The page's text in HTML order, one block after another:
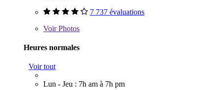
7 737 évaluations
VoirPhotos
Heures normales
Voir tout
Lun - Jeu : 7h am à 7h pm